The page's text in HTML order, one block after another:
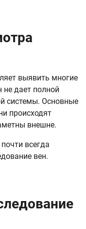
выявить многие
не дает полной
системы. Основные
происходят
внешне.
всегда
вен.